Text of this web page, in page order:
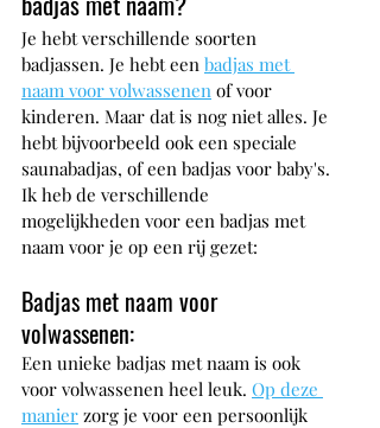
Je hebt verschillende soorten
badjassen. Je hebt een badjas met
naam voor volwassenen of voor
kinderen. Maar dat is nog niet alles. Je
hebt bijvoorbeeld ook een speciale
saunabadjas, of een badjas voor baby's.
Ik heb de verschillende
mogelijkheden voor een badjas met
naam voor je op een rij gezet:
Badjas met naam voor
volwassenen:
Een unieke badjas met naam is ook
voor volwassenen heel leuk. Op deze
manier zorg je voor een persoonlijk